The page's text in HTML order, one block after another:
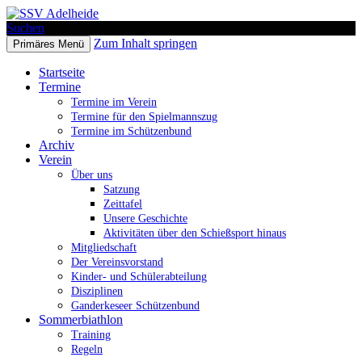
SSV Adelheide
Suchen
Primäres Menü Zum Inhalt springen
Startseite
Termine
Termine im Verein
Termine für den Spielmannszug
Termine im Schützenbund
Archiv
Verein
Über uns
Satzung
Zeittafel
Unsere Geschichte
Aktivitäten über den Schießsport hinaus
Mitgliedschaft
Der Vereinsvorstand
Kinder- und Schülerabteilung
Disziplinen
Ganderkeseer Schützenbund
Sommerbiathlon
Training
Regeln